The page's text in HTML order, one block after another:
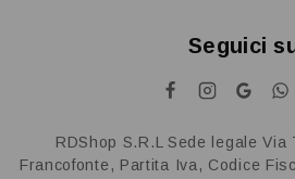
Seguici
RDShop S.R.L Sede legale Via
Francofonte, Partita Iva, Codice